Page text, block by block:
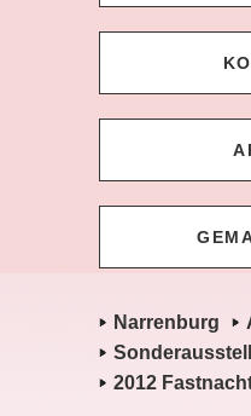
Narrenburg
2012